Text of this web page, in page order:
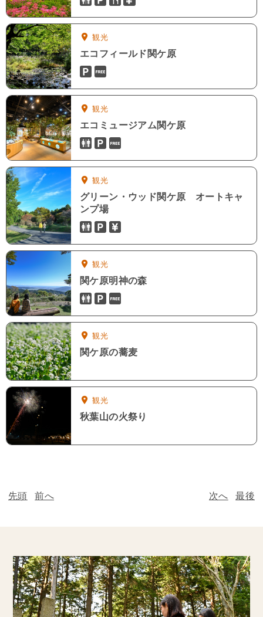
観光
エコフィールド関ケ原
駐車場
観光
エコミュージアム関ケ原
トイレ駐車場
観光
グリーン・ウッド関ケ原 オートキャ
ンプ場
トイレ駐車場
観光
関ケ原明神の森
トイレ駐車場
観光
関ケ原の蕎麦
観光
秋葉山の火祭り
先頭 前へ 次へ 最後